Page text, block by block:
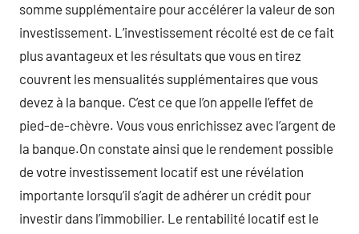
somme supplémentaire pour accélérer la valeur de son
investissement. L’investissement récolté est de ce fait
plus avantageux et les résultats que vous en tirez
couvrent les mensualités supplémentaires que vous
devez à la banque. C’est ce que l’on appelle l’effet de
pied-de-chèvre. Vous vous enrichissez avec l’argent de
la banque.On constate ainsi que le rendement possible
de votre investissement locatif est une révélation
importante lorsqu’il s’agit de adhérer un crédit pour
investir dans l’immobilier. Le rentabilité locatif est le